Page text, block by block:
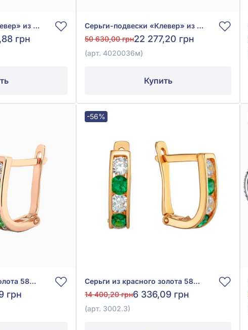
Серьги-подвески «Клевер» из жёлтого золота 585° с зелёным малахитом, арт. 4020036мж
грн
Серьги-подвески «Клевер» из красного золота 585° с зелёным малахитом, арт. 4020036м
50 630,00 грн22 277,20 грн
(арт. 4020036м)
Купить
Серьги из красного золота 585° с зелёным и белым фианитом (куб.цирконий), арт. 3001.5
грн
-56%
Серьги из красного золота 585° с зелёным и белым фианитом (куб.цирконий), арт. 3002.3
14 400,20 грн6 336,09 грн
(арт. 3002.3)